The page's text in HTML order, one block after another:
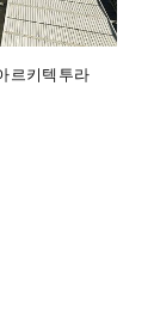
르키텍투라